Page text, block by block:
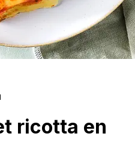
ricotta en